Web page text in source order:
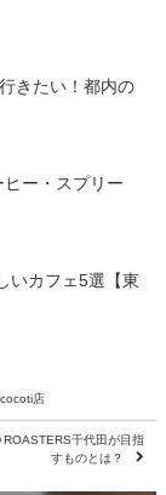
きたい！都内の
ー・スプリー
いカフェ5選【東
店
ROASTERS千代田が目指
すものとは？